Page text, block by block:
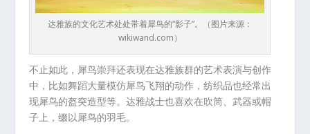
达雅族的文化艺术处处带着犀鸟的“影子”。（图片来源：
wikiwand.com）
不止如此，犀鸟崇拜还表现在达雅族群的艺术表演与创作
中，比如舞蹈大量模仿犀鸟飞翔的动作，纺织品也经常出
现犀鸟的盔突造型等。达雅战士也喜欢在吹筒、武器或帽
子上，缀以犀鸟的羽毛。